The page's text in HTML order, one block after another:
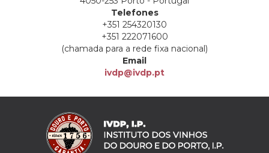
Telefones
+351 254320130
+351 222071600
(chamada para a rede fixa nacional)
Email
ivdp@ivdp.pt